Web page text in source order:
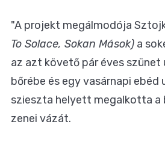
"A projekt megálmodója
To Solace, Sokan Mások) a
az azt követő pár éves
bőrébe és egy vasárnapi ebéd
szieszta helyett megalkotta a
zenei vázát.